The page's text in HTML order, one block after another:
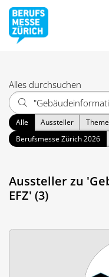
Alles durchsuchen
Alle Aussteller
Berufsmesse Zürich 2026
Aussteller zu
EFZ' (3)